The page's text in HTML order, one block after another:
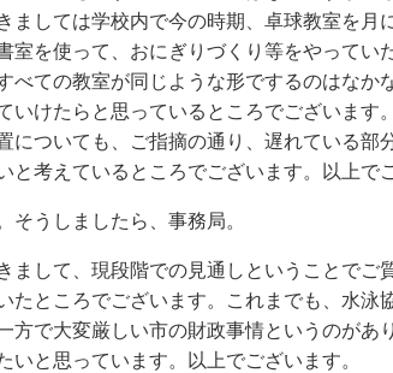
ましては学校内で今の時期、卓球教室を
室を使って、おにぎりづくり等をやって
べての教室が同じような形でするのはな
いけたらと思っているところでございま
についても、ご指摘の通り、遅れている
考えているところでございます。以上で
そうしましたら、事務局。
まして、現段階での見通しということで
たところでございます。これまでも、水
方で大変厳しい市の財政事情というのが
と思っています。以上でございます。